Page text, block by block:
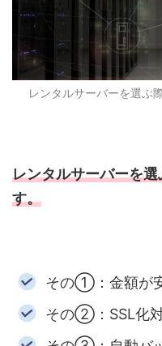
レンタルサーバーを選ぶ
レンタルサーバーを
す。
その①：金額が
その②：SSL化